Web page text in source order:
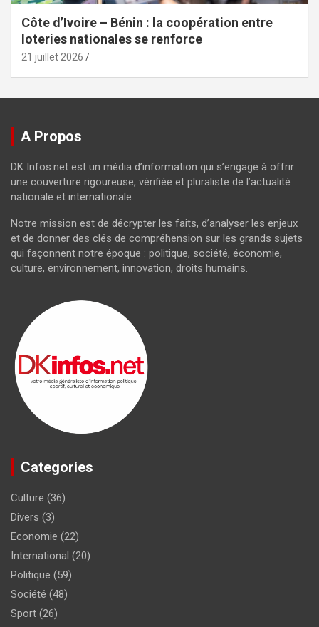
Côte d’Ivoire – Bénin : la coopération entre
loteries nationales se renforce
21 juillet 2026
A Propos
DK Infos.net est un média d’information qui s’engage à offrir
une couverture rigoureuse, vérifiée et pluraliste de l’actualité
nationale et internationale.
Notre mission est de décrypter les faits, d’analyser les enjeux
et de donner des clés de compréhension sur les grands sujets
qui façonnent notre époque : politique, société, économie,
culture, environnement, innovation, droits humains.
Categories
Culture (36)
Divers (3)
Economie (22)
International (20)
Politique (59)
Société (48)
Sport (26)